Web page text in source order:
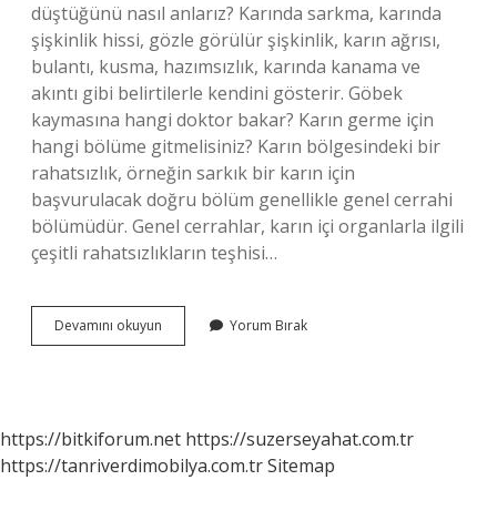
düştüğünü nasıl anlarız? Karında sarkma, karında
şişkinlik hissi, gözle görülür şişkinlik, karın ağrısı,
bulantı, kusma, hazımsızlık, karında kanama ve
akıntı gibi belirtilerle kendini gösterir. Göbek
kaymasına hangi doktor bakar? Karın germe için
hangi bölüme gitmelisiniz? Karın bölgesindeki bir
rahatsızlık, örneğin sarkık bir karın için
başvurulacak doğru bölüm genellikle genel cerrahi
bölümüdür. Genel cerrahlar, karın içi organlarla ilgili
çeşitli rahatsızlıkların teşhisi…
Devamını okuyun
Kayması
Yorum Bırak
https://bitkiforum.net https://suzerseyahat.com.tr
https://tanriverdimobilya.com.trSitemap